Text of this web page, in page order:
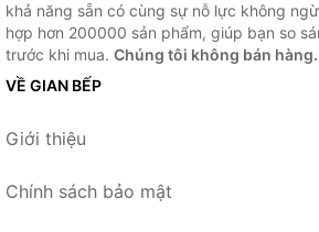
khả năng sẵn có cùng sự nỗ lực không
hợp hơn 200000 sản phẩm, giúp bạn so
trước khi mua. Chúng tôi không bán hàng.
VỀ GIAN BẾP
Giới thiệu
Chính sách bảo mật